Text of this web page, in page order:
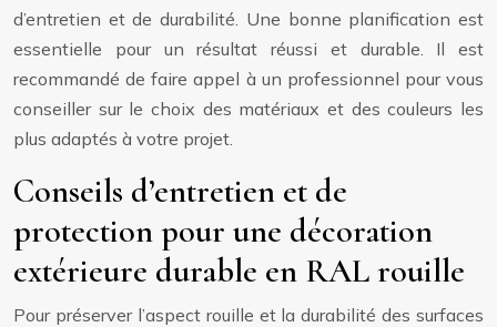
d’entretien et de durabilité. Une bonne planification est
essentielle pour un résultat réussi et durable. Il est
recommandé de faire appel à un professionnel pour vous
conseiller sur le choix des matériaux et des couleurs les
plus adaptés à votre projet.
Conseils d’entretien et de
protection pour une décoration
extérieure durable en RAL rouille
Pour préserver l’aspect rouille et la durabilité des surfaces